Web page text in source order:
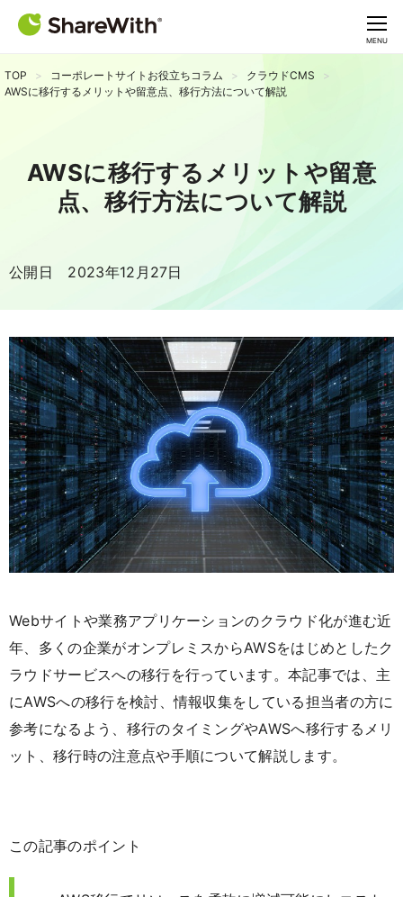
CLOSE
MENU
TOP コーポレートサイトお役立ちコラム
クラウドCMS
AWSに移行するメリットや留意点、移行方法について解説
AWSに移行するメリットや留意
点、移行方法について解説
公開日 2023年12月27日
Webサイトや業務アプリケーションのクラウド化が進む近
年、多くの企業がオンプレミスからAWSをはじめとしたク
ラウドサービスへの移行を行っています。本記事では、主
にAWSへの移行を検討、情報収集をしている担当者の方に
参考になるよう、移行のタイミングやAWSへ移行するメリ
ット、移行時の注意点や手順について解説します。
この記事のポイント